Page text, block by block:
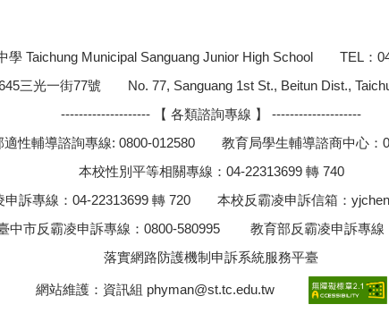
學 Taichung Municipal Sanguang Junior High School TEL：
三光一街77號 No. 77, Sanguang 1st St., Beitun Dist.,
-------------------- 【 各類諮詢專線 】 --------------------
適性輔導諮詢專線: 0800-012580 教育局學生輔導諮商中心：
本校性別平等相關專線：04-22313699 轉 740
申訴專線：04-22313699 轉 720 本校反霸凌申訴信箱：
中市反霸凌申訴專線：0800-580995 教育部反霸凌申訴專線
落實網路防護機制申訴系統服務平臺
網站維護：資訊組 phyman@st.tc.edu.tw